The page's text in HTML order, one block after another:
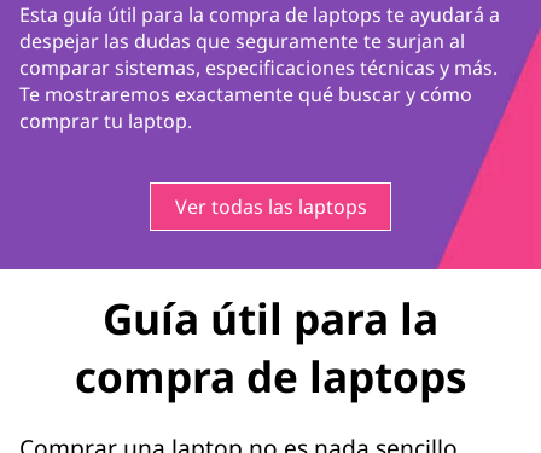
Esta guía útil para la compra de laptops te ayudará a
despejar las dudas que seguramente te surjan al
comparar sistemas, especificaciones técnicas y más.
Te mostraremos exactamente qué buscar y cómo
comprar tu laptop.
Ver todas las laptops
Guía útil para la
compra de laptops